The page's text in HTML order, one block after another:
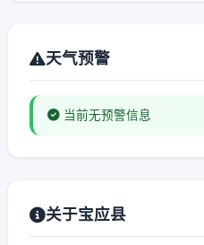
天气预警
当前无预警信息
关于宝应县